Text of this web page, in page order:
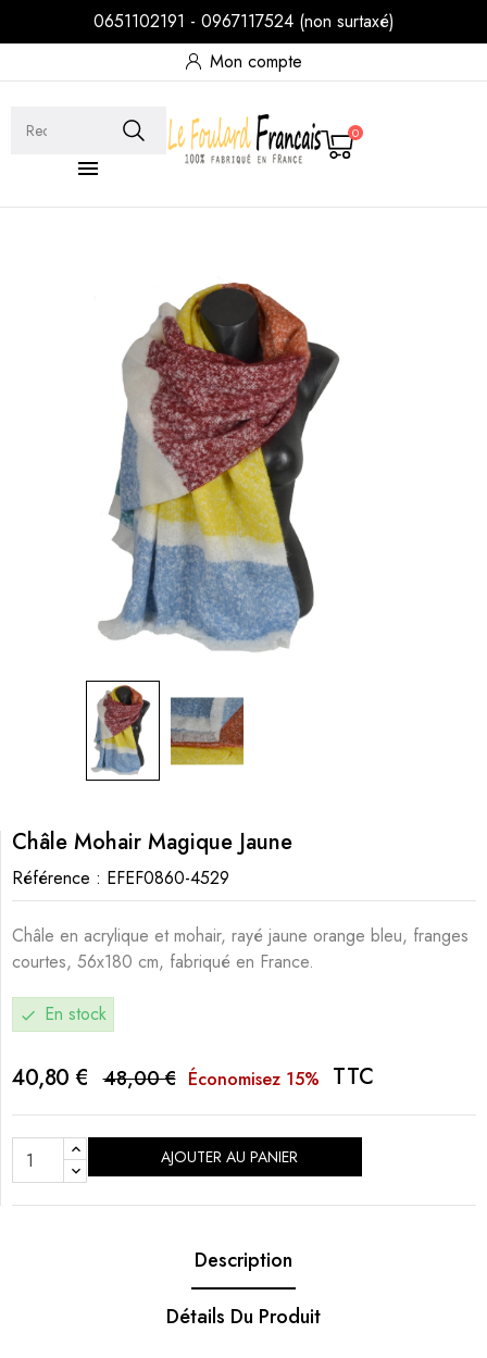
0651102191 - 0967117524 (non surtaxé)
Mon compte

0
Châle Mohair Magique Jaune
Référence : EFEF0860-4529
Châle en acrylique et mohair, rayé jaune orange bleu, franges
courtes, 56x180 cm, fabriqué en France.
check En stock
40,80 € 48,00 € Économisez 15% TTC
AJOUTER AU PANIER
Description
Détails Du Produit